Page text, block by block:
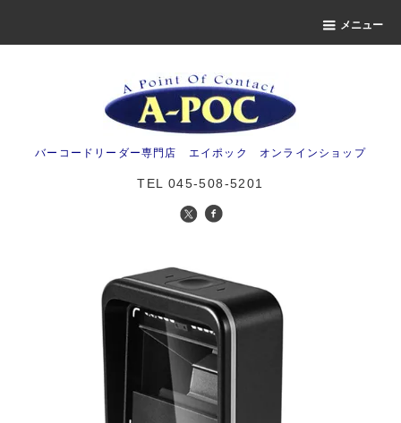
メニュー
バーコードリーダー専門店 エイポック オンラインショップ
TEL 045-508-5201